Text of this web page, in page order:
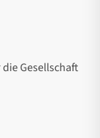
die Gesellschaft